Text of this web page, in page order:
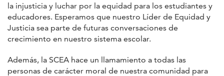
la injusticia y luchar por la equidad para los estudiantes y
educadores. Esperamos que nuestro Líder de Equidad y
Justicia sea parte de futuras conversaciones de
crecimiento en nuestro sistema escolar.
Además, la SCEA hace un llamamiento a todas las
personas de carácter moral de nuestra comunidad para